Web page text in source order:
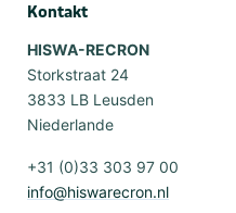
Kontakt
HISWA-RECRON
Storkstraat 24
3833 LB Leusden
Niederlande
+31 (0)33 303 97 00
info@hiswarecron.nl